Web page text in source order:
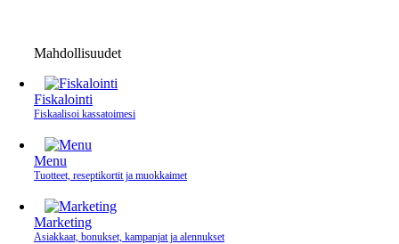
Mahdollisuudet
Fiskalointi
Fiskaalisoi kassatoimesi
Menu
Tuotteet, reseptikortit ja muokkaimet
Marketing
Asiakkaat, bonukset, kampanjat ja alennukset